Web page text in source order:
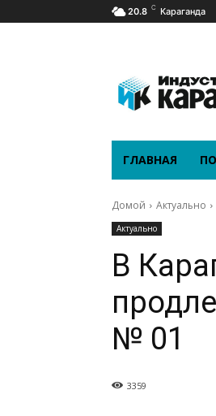
20.8 C Караганда
ГЛАВНАЯ
Домой Актуально
Актуально
В
№ 01
3359